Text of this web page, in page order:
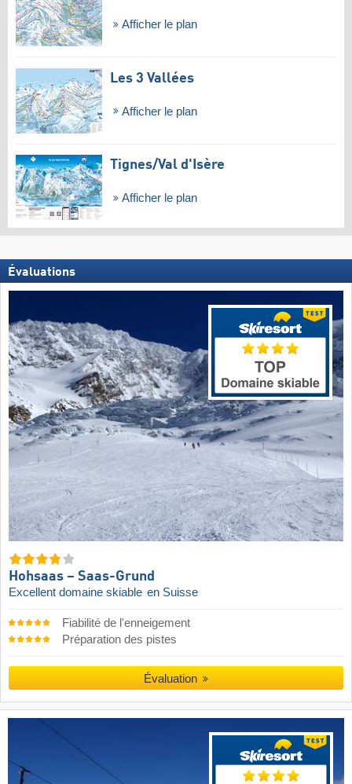
Afficher le plan
Les 3 Vallées
Afficher le plan
Tignes/​Val d'Isère
Afficher le plan
Évaluations
Hohsaas – Saas-Grund
Excellent domaine skiable en Suisse
Fiabilité de l'enneigement
Préparation des pistes
Évaluation